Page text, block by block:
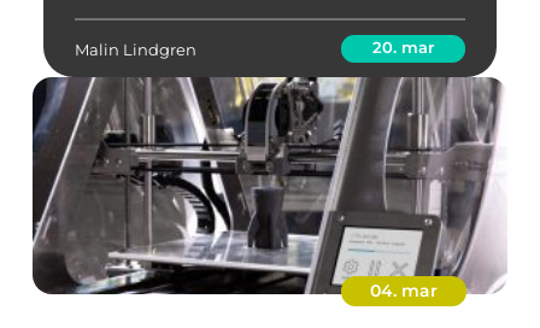
Malin Lindgren 20. mar
04. mar